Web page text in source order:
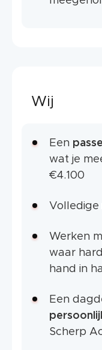
Wij
Een
wat je
€4.100
Volledige
Werken
waar
hand in
Een
Scherp